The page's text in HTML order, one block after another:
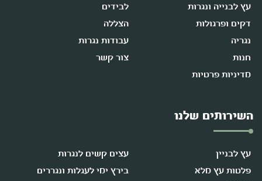
עץ לבנייה ונגרות
לבידים
דקים ופרגולות
הצללה
נגריה
עבודות נגרות
חנות
צור קשר
מדיניות פרטיות
השירותים שלנו
עץ לבניין
עצים קשים לנגרות
פלטות עץ מלא
בירץ ימי לעגלות ונגררים